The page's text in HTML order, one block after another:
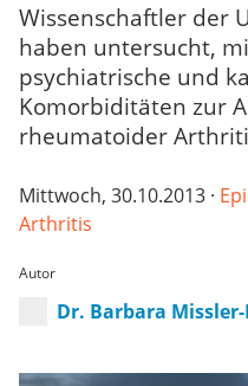
Wissenschaftler der
haben untersucht,
psychiatrische und
Komorbiditäten zur
rheumatoider
Mittwoch, 30.10.2013 ·
Arthritis
Autor
Dr. Barbara